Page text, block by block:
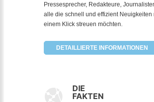
Pressesprecher, Redakteure,
alle die schnell und effizient Neuigkeiten
einem Klick streuen möchten.
DETAILLIERTE INFORMATIONEN
DIE
FAKTEN